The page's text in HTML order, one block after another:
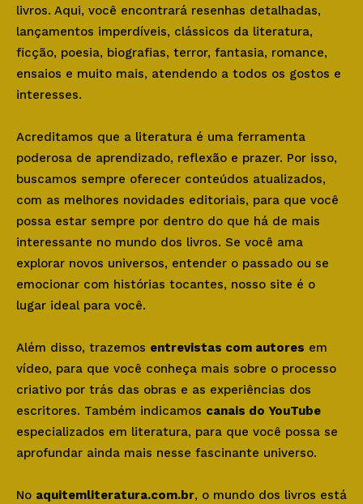
livros. Aqui, você encontrará resenhas detalhadas,
lançamentos imperdíveis, clássicos da literatura,
ficção, poesia, biografias, terror, fantasia, romance,
ensaios e muito mais, atendendo a todos os gostos e
interesses.
Acreditamos que a literatura é uma ferramenta
poderosa de aprendizado, reflexão e prazer. Por isso,
buscamos sempre oferecer conteúdos atualizados,
com as melhores novidades editoriais, para que você
possa estar sempre por dentro do que há de mais
interessante no mundo dos livros. Se você ama
explorar novos universos, entender o passado ou se
emocionar com histórias tocantes, nosso site é o
lugar ideal para você.
Além disso, trazemos entrevistas com autores em
vídeo, para que você conheça mais sobre o processo
criativo por trás das obras e as experiências dos
escritores. Também indicamos canais do YouTube
especializados em literatura, para que você possa se
aprofundar ainda mais nesse fascinante universo.
No aquitemliteratura.com.br, o mundo dos livros está